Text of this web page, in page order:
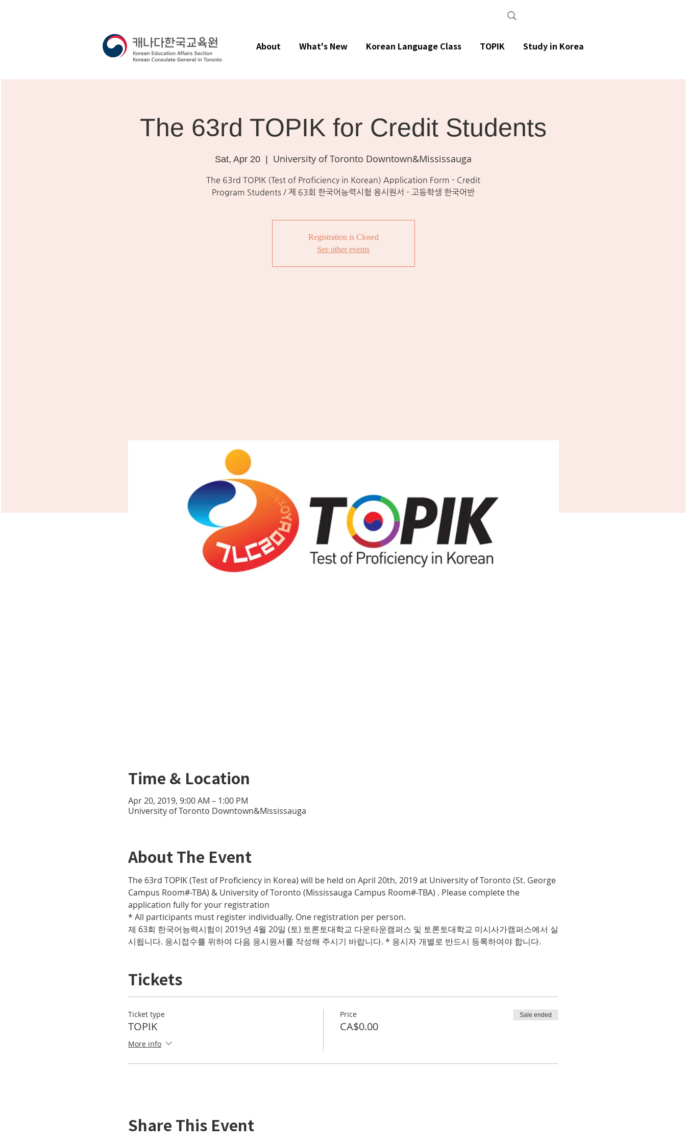
The 63rd TOPIK for Credit Students
Sat, Apr 20 University of Toronto Downtown&Mississauga
The 63rd TOPIK (Test of Proficiency in Korean) Application Form - Credit
Program Students / 제 63회 한국어능력시험 응시원서 - 고등학생 한국어반
Registration is Closed
See other events
Time & Location
Apr 20, 2019, 9:00 AM – 1:00 PM
University of Toronto Downtown&Mississauga
About The Event
The 63rd TOPIK (Test of Proficiency in Korea) will be held on April 20th, 2019 at University of Toronto (St. George
Campus Room#-TBA) & University of Toronto (Mississauga Campus Room#-TBA) . Please complete the
제 63회 한국어능력시험이 2019년 4월 20일 (토) 토론토대학교 다운타운캠퍼스 및 토론토대학교 미시사가캠퍼스에서 실
시됩니다. 응시접수를 위하여 다음 응시원서를 작성해 주시기 바랍니다. * 응시자 개별로 반드시 등록하여야 합니다.
Tickets
Ticket type
TOPIK
More info
Price
CA$0.00
Sale ended
Share This Event
About What's New Korean Language Class TOPIK Study in Korea